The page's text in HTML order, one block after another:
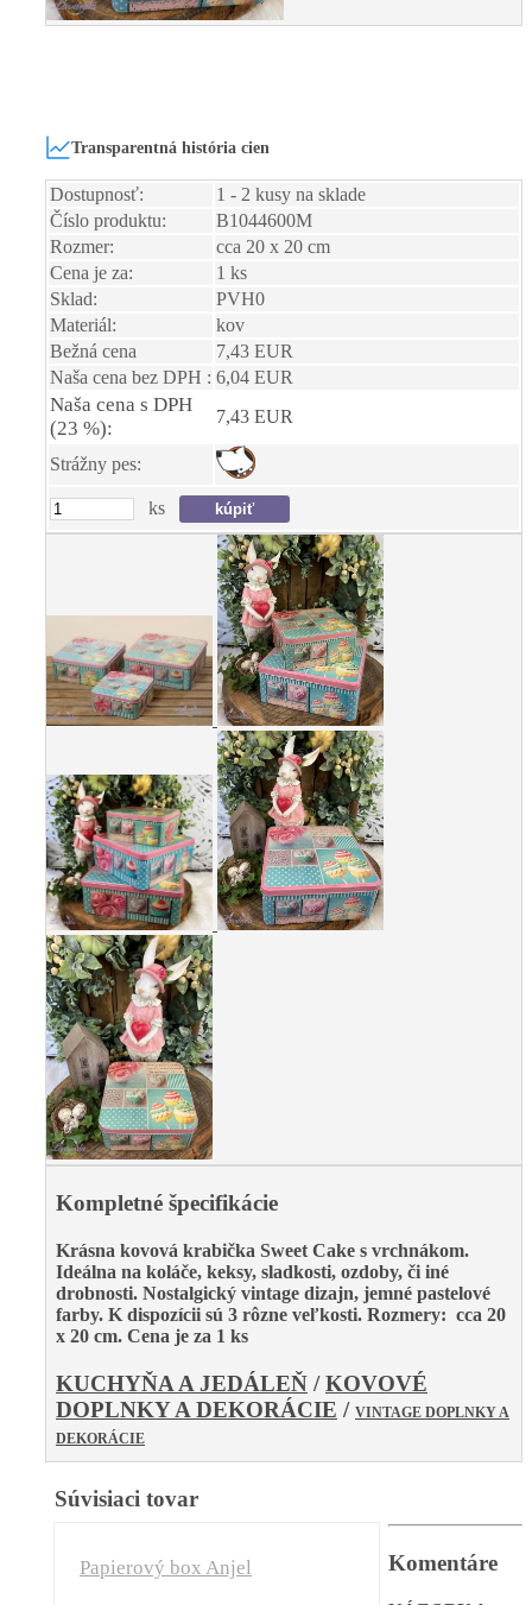
Transparentná história cien
Dostupnosť:
1 - 2 kusy na sklade
Číslo produktu:
B1044600M
Rozmer:
cca 20 x 20 cm
Cena je za:
1 ks
Sklad:
PVH0
Materiál:
kov
Bežná cena
7,43 EUR
Naša cena bez DPH : 6,04 EUR
Naša cena s DPH
(23 %):
7,43 EUR
Strážny pes:
ks
Kompletné špecifikácie
Krásna kovová krabička Sweet Cake s vrchnákom.
Ideálna na koláče, keksy, sladkosti, ozdoby, či iné
drobnosti. Nostalgický vintage dizajn, jemné pastelové
farby. K dispozícii sú 3 rôzne veľkosti. Rozmery: cca 20
x 20 cm. Cena je za 1 ks
KUCHYŇA A JEDÁLEŇ /KOVOVÉ
DOPLNKY A DEKORÁCIE / VINTAGE DOPLNKY A
DEKORÁCIE
Súvisiaci tovar
Papierový box Anjel Komentáre